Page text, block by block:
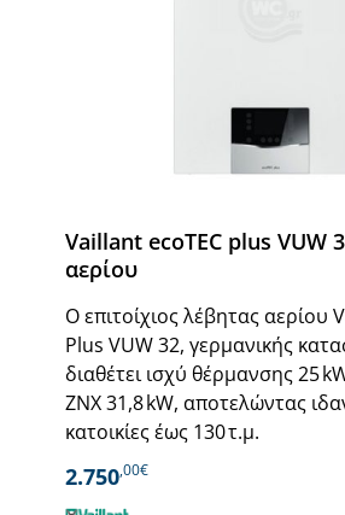
Vaillant ecoTEC plus VUW
αερίου
Ο επιτοίχιος λέβητας αερίου
Plus VUW 32, γερμανικής
διαθέτει ισχύ θέρμανσης 25
ΖΝΧ 31,8 kW, αποτελώντας
κατοικίες έως 130 τ.μ.
2.750,00€